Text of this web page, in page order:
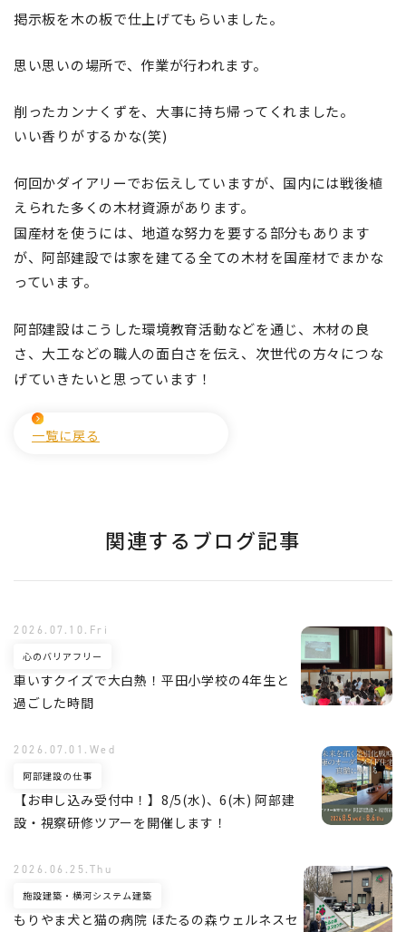
掲示板を木の板で仕上げてもらいました。
思い思いの場所で、作業が行われます。
削ったカンナくずを、大事に持ち帰ってくれました。
いい香りがするかな(笑)
何回かダイアリーでお伝えしていますが、国内には戦後植
えられた多くの木材資源があります。
国産材を使うには、地道な努力を要する部分もあります
が、阿部建設では家を建てる全ての木材を国産材でまかな
っています。
阿部建設はこうした環境教育活動などを通じ、木材の良
さ、大工などの職人の面白さを伝え、次世代の方々につな
げていきたいと思っています！
一覧に戻る
関連するブログ記事
車いすクイズで大白熱！平田小学校の4年生と
過ごした時間
心のバリアフリー
2026.07.10.Fri
【お申し込み受付中！】8/5(水)、6(木) 阿部建
設・視察研修ツアーを開催します！
阿部建設の仕事
2026.07.01.Wed
もりやま犬と猫の病院 ほたるの森ウェルネスセ
施設建築・横河システム建築
2026.06.25.Thu